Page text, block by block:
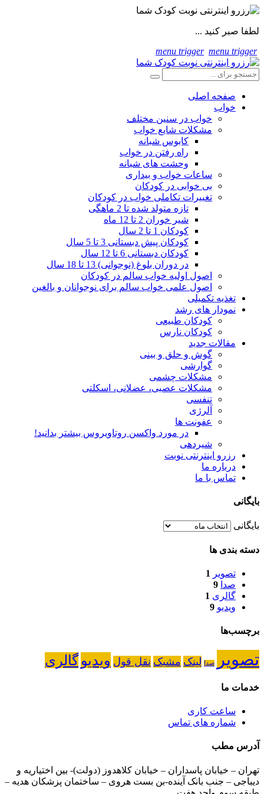
لطفا صبر کنید ...
menu trigger menu trigger
صفحه اصلی
خواب
خواب در سنین مختلف
مشکلات شایع خواب
کابوس شبانه
راه رفتن در خواب
وحشت های شبانه
ساعات خواب و بیداری
بی خوابی در کودکان
تغییرات تکاملی خواب در کودکان
تازه متولد شده تا 2 ماهگی
شیر خوران 2 تا 12 ماه
کودکان 1 تا 2 سال
کودکان پیش دبستانی 3 تا 5 سال
کودکان دبستانی 6 تا 12 سال
در دوران بلوغ (نوجوانی) 13 تا 18 سال
اصول اولیه خواب سالم در کودکان
اصول علمی خواب سالم برای نوجوانان و بالغین
تغذیه تکمیلی
نمودار های رشد
کودکان طبیعی
کودکان نارس
مقالات جدید
گوش و حلق و بینی
گوارشی
مشکلات چشمی
مشکلات عصبی، عضلانی، اسکلتی
تنفسی
آلرژی
عفونت ها
در مورد واکسن روتاویروس بیشتر بدانید!
شیردهی
رزرو اینترنتی نوبت
درباره ما
تماس با ما
بایگانی
بایگانی
دسته بندی ها
تصویر
1
صدا 9
گالری 1
ویدیو 9
برچسب‌ها
تصویر صدا لینک مشبک نقل قول ویدیو گالری
خدمات ما
ساعت کاری
شماره های تماس
آدرس مطب
تهران – خیابان پاسداران – خیابان کلاهدوز (دولت)- بین اختیاریه و
دیباجی – جنب بانک آینده-بن بست هروی – ساختمان پزشکان هدیه –